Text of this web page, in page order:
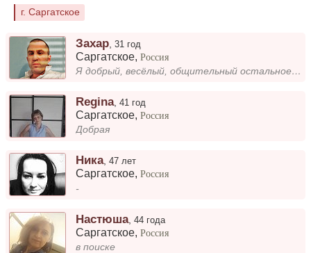
г. Саргатское
Захар ,31 год
Саргатское,Россия
Я добрый, весёлый, общительный остальное при личной встрече, потому что очень много во мне положительных качеств...
Regina,41 год
Саргатское,Россия
Добрая
Ника,47 лет
Саргатское,Россия
-
Настюша,44 года
Саргатское,Россия
в поиске